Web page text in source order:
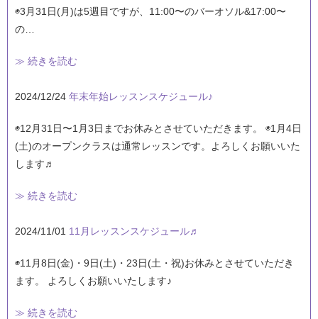
◉3月31日(月)は5週目ですが、11:00〜のバーオソル&17:00〜
の…
≫ 続きを読む
2024/12/24 年末年始レッスンスケジュール♪
◉12月31日〜1月3日までお休みとさせていただきます。 ◉1月4日
(土)のオープンクラスは通常レッスンです。よろしくお願いいた
します♬
≫ 続きを読む
2024/11/01 11月レッスンスケジュール♬
◉11月8日(金)・9日(土)・23日(土・祝)お休みとさせていただき
ます。 よろしくお願いいたします♪
≫ 続きを読む